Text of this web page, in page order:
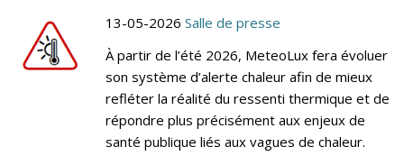
13-05-2026 Salle de presse
À partir de l’été 2026, MeteoLux fera évoluer
son système d’alerte chaleur afin de mieux
refléter la réalité du ressenti thermique et de
répondre plus précisément aux enjeux de
santé publique liés aux vagues de chaleur.